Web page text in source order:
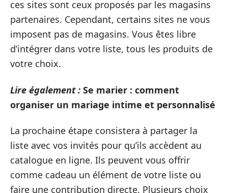
ces sites sont ceux proposés par les magasins
partenaires. Cependant, certains sites ne vous
imposent pas de magasins. Vous êtes libre
d’intégrer dans votre liste, tous les produits de
votre choix.
Lire également : Se marier : comment
organiser un mariage intime et personnalisé
La prochaine étape consistera à partager la
liste avec vos invités pour qu’ils accèdent au
catalogue en ligne. Ils peuvent vous offrir
comme cadeau un élément de votre liste ou
faire une contribution directe. Plusieurs choix